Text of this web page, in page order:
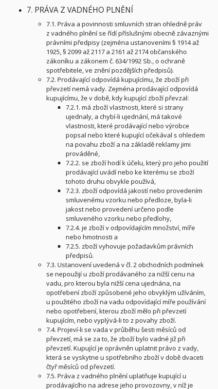
7. PRÁVA Z VADNÉHO PLNĚNÍ
7.1. Práva a povinnosti smluvních stran ohledně práv
z vadného plnění se řídí příslušnými obecně závaznými
právními předpisy (zejména ustanoveními § 1914 až
1925, § 2099 až 2117 a 2161 až 2174 občanského
zákoníku a zákonem č. 634/1992 Sb., o ochraně
spotřebitele, ve znění pozdějších předpisů).
7.2. Prodávající odpovídá kupujícímu, že zboží při
převzetí nemá vady. Zejména prodávající odpovídá
kupujícímu, že v době, kdy kupující zboží převzal:
7.2.1. má zboží vlastnosti, které si strany
ujednaly, a chybí-li ujednání, má takové
vlastnosti, které prodávající nebo výrobce
popsal nebo které kupující očekával s ohledem
na povahu zboží a na základě reklamy jimi
prováděné,
7.2.2. se zboží hodí k účelu, který pro jeho použití
prodávající uvádí nebo ke kterému se zboží
tohoto druhu obvykle používá,
7.2.3. zboží odpovídá jakostí nebo provedením
smluvenému vzorku nebo předloze, byla-li
jakost nebo provedení určeno podle
smluveného vzorku nebo předlohy,
7.2.4. je zboží v odpovídajícím množství, míře
nebo hmotnosti a
7.2.5. zboží vyhovuje požadavkům právních
předpisů.
7.3. Ustanovení uvedená v čl. 2 obchodních podmínek
se nepoužijí u zboží prodávaného za nižší cenu na
vadu, pro kterou byla nižší cena ujednána, na
opotřebení zboží způsobené jeho obvyklým užíváním,
u použitého zboží na vadu odpovídající míře používání
nebo opotřebení, kterou zboží mělo při převzetí
kupujícím, nebo vyplývá-li to z povahy zboží.
7.4. Projeví-li se vada v průběhu šesti měsíců od
převzetí, má se za to, že zboží bylo vadné již při
převzetí. Kupující je oprávněn uplatnit právo z vady,
která se vyskytne u spotřebního zboží v době dvaceti
čtyř měsíců od převzetí.
7.5. Práva z vadného plnění uplatňuje kupující u
prodávajícího na adrese jeho provozovny, v níž je